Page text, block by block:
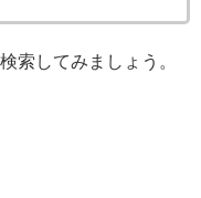
索してみましょう。